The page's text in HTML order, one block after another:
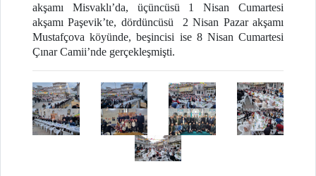
akşamı Misvaklı’da, üçüncüsü 1 Nisan Cumartesi
akşamı Paşevik’te, dördüncüsü 2 Nisan Pazar akşamı
Mustafçova köyünde, beşincisi ise 8 Nisan Cumartesi
Çınar Camii’nde gerçekleşmişti.